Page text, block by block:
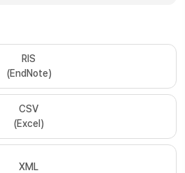
RIS
(EndNote)
CSV
(Excel)
XML